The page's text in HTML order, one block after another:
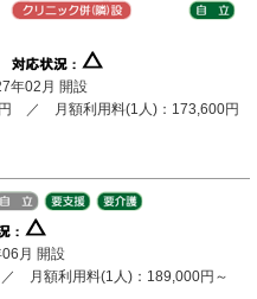
02月 開設
／ 月額利用料(1人)：173,600円
月 開設
月額利用料(1人)：189,000円～